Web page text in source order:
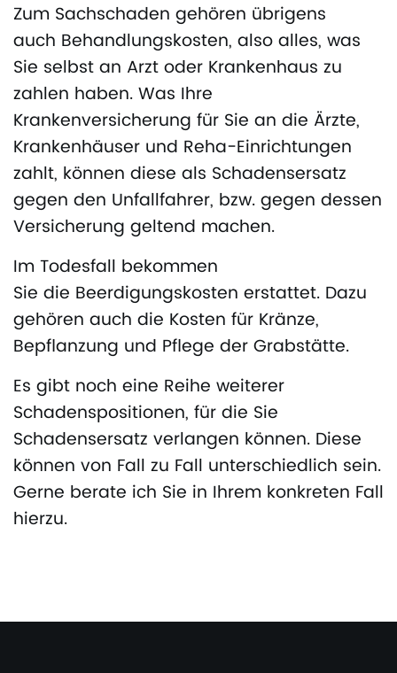
Zum Sachschaden gehören übrigens
auch Behandlungskosten, also alles, was
Sie selbst an Arzt oder Krankenhaus zu
zahlen haben. Was Ihre
Krankenversicherung für Sie an die Ärzte,
Krankenhäuser und Reha-Einrichtungen
zahlt, können diese als Schadensersatz
gegen den Unfallfahrer, bzw. gegen dessen
Versicherung geltend machen.
Im Todesfall bekommen
Sie die Beerdigungskosten erstattet. Dazu
gehören auch die Kosten für Kränze,
Bepflanzung und Pflege der Grabstätte.
Es gibt noch eine Reihe weiterer
Schadenspositionen, für die Sie
Schadensersatz verlangen können. Diese
können von Fall zu Fall unterschiedlich sein.
Gerne berate ich Sie in Ihrem konkreten Fall
hierzu.